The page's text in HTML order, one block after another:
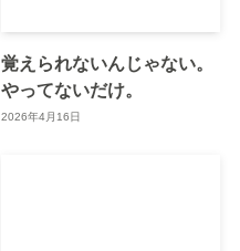
覚えられないんじゃない。
やってないだけ。
2026年4月16日